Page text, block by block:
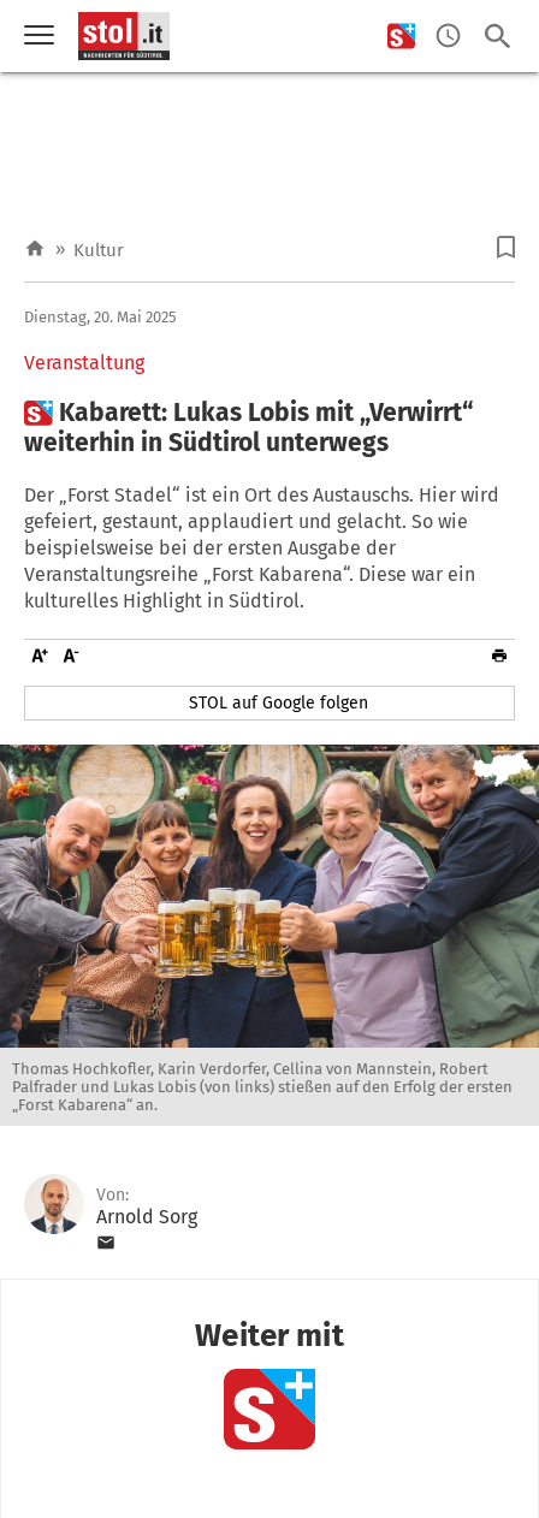
» Kultur
Veranstaltung
Dienstag, 20. Mai 2025
 Kabarett: Lukas Lobis mit „Verwirrt“
weiterhin in Südtirol unterwegs
Der „Forst Stadel“ ist ein Ort des Austauschs. Hier wird
gefeiert, gestaunt, applaudiert und gelacht. So wie
beispielsweise bei der ersten Ausgabe der
Veranstaltungsreihe „Forst Kabarena“. Diese war ein
kulturelles Highlight in Südtirol.
STOL auf Google folgen
Thomas Hochkofler, Karin Verdorfer, Cellina von Mannstein, Robert
Palfrader und Lukas Lobis (von links) stießen auf den Erfolg der ersten
„Forst Kabarena“ an.
Von:
Arnold Sorg